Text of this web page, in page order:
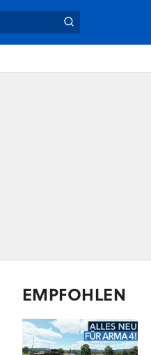
EMPFOHLEN